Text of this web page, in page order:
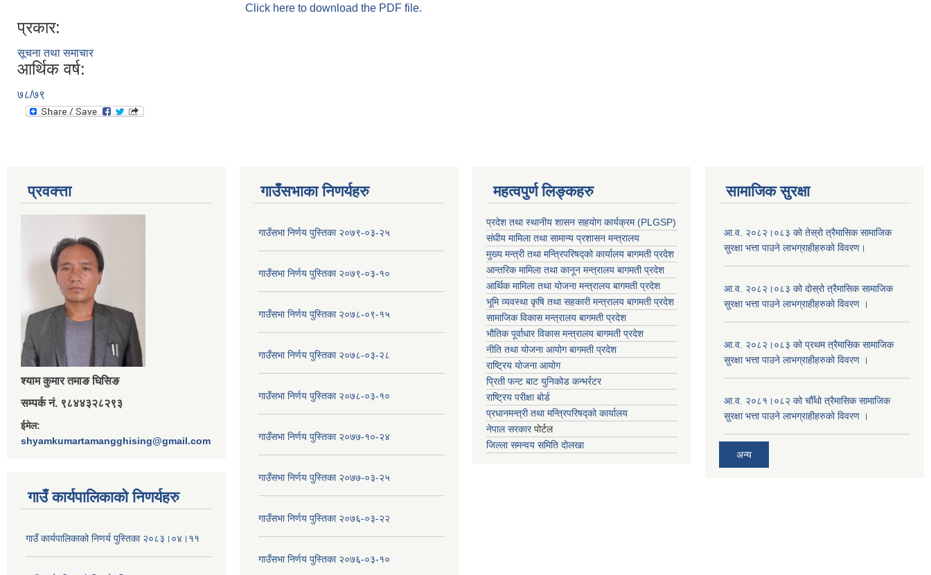
Click here to download the PDF file.
प्रकार:
सूचना तथा समाचार
आर्थिक वर्ष:
७८/७९
प्रवक्त्ता
श्‍याम कुमार तमाङ घिसिङ
सम्पर्क नं. ९८४४३२८२९३
ईमेल:
shyamkumartamangghising@gmail.com
गाउँ कार्यपालिकाकाे निणर्यहरु
गाउँ कार्यपालिकाको निणर्य पुस्तिका २०८३।०४।११
गाउँसभाका निणर्यहरु
गाउँसभा निर्णय पुस्तिका २०७९-०३-२५
गाउँसभा निर्णय पुस्तिका २०७९-०३-१०
गाउँसभा निर्णय पुस्तिका २०७८-०९-१५
गाउँसभा निर्णय पुस्तिका २०७८-०३-२८
गाउँसभा निर्णय पुस्तिका २०७८-०३-१०
गाउँसभा निर्णय पुस्तिका २०७७-१०-२४
गाउँसभा निर्णय पुस्तिका २०७७-०३-२५
गाउँसभा निर्णय पुस्तिका २०७६-०३-२२
गाउँसभा निर्णय पुस्तिका २०७६-०३-१०
महत्वपुर्ण लिङ्कहरु
प्रदेश तथा स्थानीय शासन सहयाेग कार्यक्रम (PLGSP)
संघीय मामिला तथा सामान्य प्रशासन मन्त्रालय
मुख्य मन्त्री तथा मन्त्रिपरिषद्को कार्यालय बागमती प्रदेश
आन्तरिक मामिला तथा कानून मन्त्रालय बागमती प्रदेश
आर्थिक मामिला तथा योजना मन्त्रालय बागमती प्रदेश
भूमि व्यवस्था कृषि तथा सहकारी मन्त्रालय बागमती प्रदेश
सामाजिक विकास मन्त्रालय बागमती प्रदेश
भौतिक पूर्वाधार विकास मन्त्रालय बागमती प्रदेश
नीति तथा योजना आयोग बागमती प्रदेश
राष्ट्रिय योजना आयोग
प्रिती फन्ट बाट युनिकोड कन्भर्रटर
राष्ट्रिय परीक्षा बोर्ड
प्रधानमन्त्री तथा मन्त्रिपरिषद्को कार्यालय
नेपाल सरकारपोर्टल
जिल्ला समन्वय समिति दोलखा
सामाजिक सुरक्षा
आ.व. २०८२।०८३ को तेस्रो त्रैमासिक सामाजिक
सुरक्षा भत्ता पाउने लाभग्राहीहरुको विवरण।
आ.व. २०८२।०८३ को दोस्रो त्रैमासिक सामाजिक
सुरक्षा भत्ता पाउने लाभग्राहीहरुको विवरण ।
आ.व. २०८२।०८३ को प्रथम त्रैमासिक सामाजिक
सुरक्षा भत्ता पाउने लाभग्राहीहरुको विवरण ।
आ.व. २०८१।०८२ को चौँथो त्रैमासिक सामाजिक
सुरक्षा भत्ता पाउने लाभग्राहीहरुको विवरण ।
अन्य